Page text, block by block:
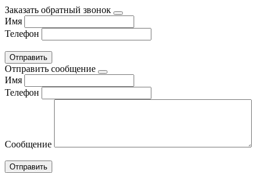
Заказать обратный звонок
Имя
Телефон
Отправить сообщение
Имя
Телефон
Сообщение